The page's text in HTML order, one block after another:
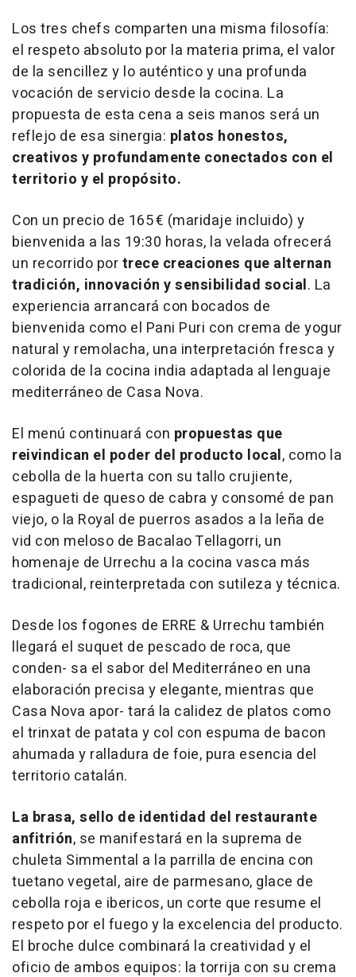
Los tres chefs comparten una misma filosofía:
el respeto absoluto por la materia prima, el valor
de la sencillez y lo auténtico y una profunda
vocación de servicio desde la cocina. La
propuesta de esta cena a seis manos será un
reflejo de esa sinergia: platos honestos,
creativos y profundamente conectados con el
territorio y el propósito.
Con un precio de 165 € (maridaje incluido) y
bienvenida a las 19:30 horas, la velada ofrecerá
un recorrido portrece creaciones que alternan
tradición, innovación y sensibilidad social. La
experiencia arrancará con bocados de
bienvenida como el Pani Puri con crema de yogur
natural y remolacha, una interpretación fresca y
colorida de la cocina india adaptada al lenguaje
mediterráneo de Casa Nova.
El menú continuará con propuestas que
reivindican el poder del producto local, como la
cebolla de la huerta con su tallo crujiente,
espagueti de queso de cabra y consomé de pan
viejo, o la Royal de puerros asados a la leña de
vid con meloso de Bacalao Tellagorri, un
homenaje de Urrechu a la cocina vasca más
tradicional, reinterpretada con sutileza y técnica.
Desde los fogones de ERRE & Urrechu también
llegará el suquet de pescado de roca, que
conden- sa el sabor del Mediterráneo en una
elaboración precisa y elegante, mientras que
Casa Nova apor- tará la calidez de platos como
el trinxat de patata y col con espuma de bacon
ahumada y ralladura de foie, pura esencia del
territorio catalán.
La brasa, sello de identidad del restaurante
anfitrión, se manifestará en la suprema de
chuleta Simmental a la parrilla de encina con
tuetano vegetal, aire de parmesano, glace de
cebolla roja e ibericos, un corte que resume el
respeto por el fuego y la excelencia del producto.
El broche dulce combinará la creatividad y el
oficio de ambos equipos: la torrija con su crema